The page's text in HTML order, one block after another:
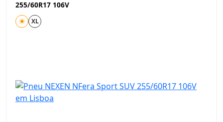
255/60R17 106V
XL